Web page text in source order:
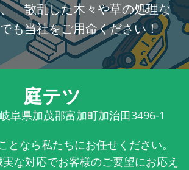
散乱した木々や草の処理な
も当社をご用命ください！
庭テツ
岐阜県加茂郡富加町加治田3496-1
となら私たちにお任せください。
な対応でお客様のご要望にお応え